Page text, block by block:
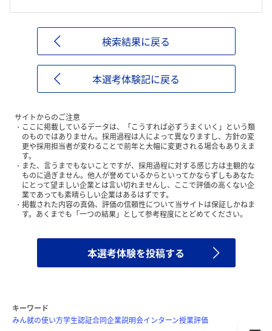
検索結果に戻る
本選考体験記に戻る
サイトからのご注意
ここに掲載しているデータは、「こうすれば必ずうまくいく」という類
のものではありません。採用過程は人によって異なりますし、方針の変
更や採用担当者が変わることで前年と大幅に変更される場合もありえま
す。
また、言うまでもないことですが、採用過程に対する感じ方は主観的な
ものに過ぎません。他人が誉めているからといってかならずしもあなた
にとって望ましい企業とは言い切れませんし、ここで評価の高くない企
業であっても素晴らしい企業はあるはずです。
掲載された内容の真偽、評価の信頼性について当サイトは保証しかねま
す。あくまでも「一つの結果」として参考程度にとどめてください。
本選考体験を投稿する
キーワード
みん就の使い方学生認証合同企業説明会インターン授業評価